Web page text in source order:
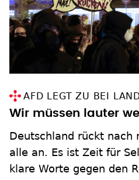
AFD LEGT ZU BEI
Wir müssen lauter
Deutschland rückt nach
alle an. Es ist Zeit für
klare Worte gegen den